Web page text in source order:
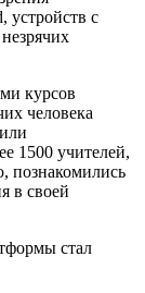
устройств с
курсов
человека
1500 учителей,
познакомились
в своей
стал